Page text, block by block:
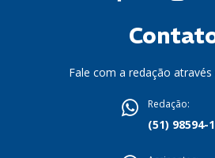
Fale com a redação através
Redação:
(51) 98594-